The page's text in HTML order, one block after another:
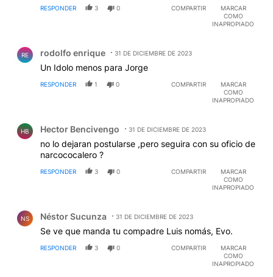
RESPONDER 3 0 COMPARTIR
MARCAR
COMO
INAPROPIADO
RE rodolfo enrique 31 DE DICIEMBRE DE 2023
Un Idolo menos para Jorge
RESPONDER 1 0 COMPARTIR
MARCAR
COMO
INAPROPIADO
HB Hector Bencivengo 31 DE DICIEMBRE DE 2023
no lo dejaran postularse ,pero seguira con su oficio de
narcococalero ?
RESPONDER 3 0 COMPARTIR
MARCAR
COMO
INAPROPIADO
NS Néstor Sucunza 31 DE DICIEMBRE DE 2023
Se ve que manda tu compadre Luis nomás, Evo.
RESPONDER 3 0 COMPARTIR
MARCAR
COMO
INAPROPIADO